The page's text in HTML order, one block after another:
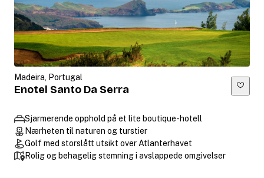
Madeira, Portugal
Enotel Santo Da Serra
Sjarmerende opphold på et lite boutique-hotell
Nærheten til naturen og turstier
Golf med storslått utsikt over Atlanterhavet
Rolig og behagelig stemning i avslappede omgivelser